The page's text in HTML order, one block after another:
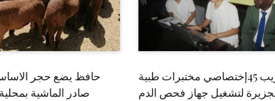
حافظ يضع حجر
صادر الماشية
تدريب 45إختصاصي مختبرات طبية
لتشغيل جهاز فحص الدم